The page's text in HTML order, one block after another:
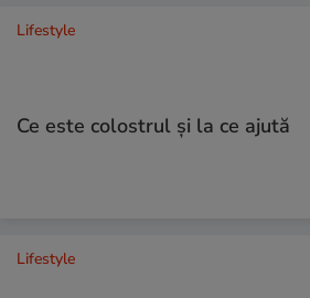
Lifestyle
Ce este colostrul și la ce ajută
Lifestyle